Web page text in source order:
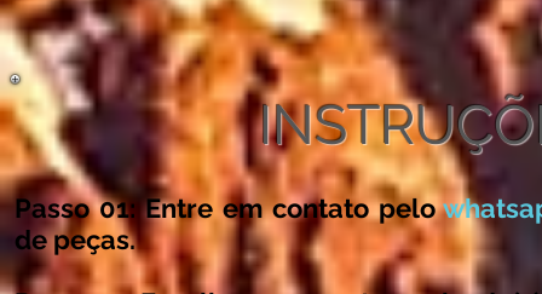
Passo 01:Entre em contato pelo
de peças.